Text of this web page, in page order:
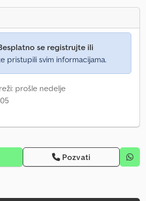
se registrujte ili
pristupili svim informacijama.
prošle nedelje
Pozvati